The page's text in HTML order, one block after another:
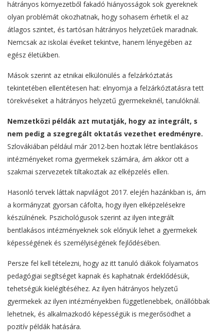
hátrányos környezetből fakadó hiányosságok sok gyereknek
olyan problémát okozhatnak, hogy sohasem érhetik el az
átlagos szintet, és tartósan hátrányos helyzetűek maradnak.
Nemcsak az iskolai éveiket tekintve, hanem lényegében az
egész életükben.
Mások szerint az etnikai elkülönülés a felzárkóztatás
tekintetében ellentétesen hat: elnyomja a felzárkóztatásra tett
törekvéseket a hátrányos helyzetű gyermekeknél, tanulóknál.
Nemzetközi példák azt mutatják, hogy az integrált, s
nem pedig a szegregált oktatás vezethet eredményre.
Szlovákiában például már 2012-ben hoztak létre bentlakásos
intézményeket roma gyermekek számára, ám akkor ott a
szakmai szervezetek tiltakoztak az elképzelés ellen.
Hasonló tervek láttak napvilágot 2017. elején hazánkban is, ám
a kormányzat gyorsan cáfolta, hogy ilyen elképzelésekre
készülnének. Pszichológusok szerint az ilyen integrált
bentlakásos intézményeknek sok előnyük lehet a gyermekek
képességének és személyiségének fejlődésében.
Persze fel kell tételezni, hogy az itt tanuló diákok folyamatos
pedagógiai segítséget kapnak és kaphatnak érdeklődésük,
tehetségük kielégítéséhez. Az ilyen hátrányos helyzetű
gyermekek az ilyen intézményekben függetlenebbek, önállóbbak
lehetnek, és alkalmazkodó képességük is megerősödhet a
pozitív példák hatására.